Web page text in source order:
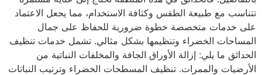
تتناسب مع طبيعة الطقس وكثافة الاستخدام، مما يجعل الاعتماد
على خدمات متخصصة خطوة ضرورية للحفاظ على جمال
المساحات الخضراء وتنظيمها بشكل مثالي. تشمل خدمات تنظيف
الحدائق ما يلي: إزالة الأوراق الجافة والمخلفات النباتية من
الأرضيات والممرات. تنظيف المسطحات الخضراء وترتيب النباتات